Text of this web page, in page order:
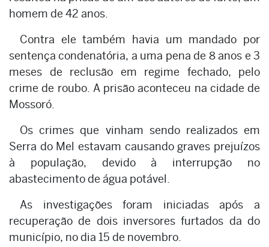
homem de 42 anos.
Contra ele também havia um mandado por
sentença condenatória, a uma pena de 8 anos e 3
meses de reclusão em regime fechado, pelo
crime de roubo. A prisão aconteceu na cidade de
Mossoró.
Os crimes que vinham sendo realizados em
Serra do Mel estavam causando graves prejuízos
à população, devido à interrupção no
abastecimento de água potável.
As investigações foram iniciadas após a
recuperação de dois inversores furtados da do
município, no dia 15 de novembro.